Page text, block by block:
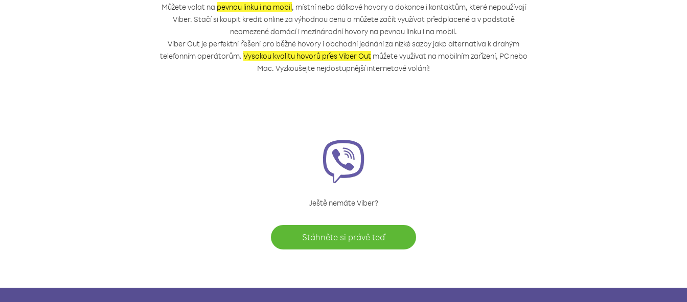
Můžete volat na pevnou linku i na mobil, místní nebo dálkové hovory a dokonce i kontaktům, které nepoužívají
Viber. Stačí si koupit kredit online za výhodnou cenu a můžete začít využívat předplacené a v podstatě
neomezené domácí i mezinárodní hovory na pevnou linku i na mobil.
Viber Out je perfektní řešení pro běžné hovory i obchodní jednání za nízké sazby jako alternativa k drahým
telefonním operátorům. Vysokou kvalitu hovorů přes Viber Outmůžete využívat na mobilním zařízení, PC nebo
Mac. Vyzkoušejte nejdostupnější internetové volání!
Ještě nemáte Viber?
Stáhněte si právě teď